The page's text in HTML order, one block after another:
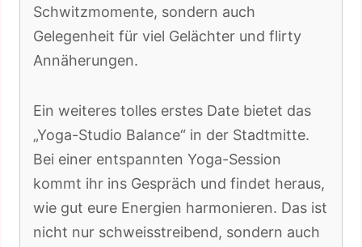
Schwitzmomente, sondern auch
Gelegenheit für viel Gelächter und flirty
Annäherungen.
Ein weiteres tolles erstes Date bietet das
„Yoga-Studio Balance“ in der Stadtmitte.
Bei einer entspannten Yoga-Session
kommt ihr ins Gespräch und findet heraus,
wie gut eure Energien harmonieren. Das ist
nicht nur schweisstreibend, sondern auch